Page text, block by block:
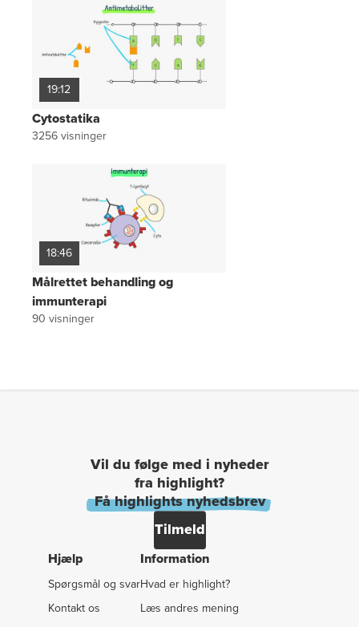
19:12
Cytostatika
3256visninger
18:46
Målrettet behandling og
immunterapi
90 visninger
Vil du følge med i nyheder
fra highlight?
Få highlights nyhedsbrev
Tilmeld
Hjælp
Spørgsmål og svar
Kontakt os
Information
Hvad er highlight?
Læs andres mening